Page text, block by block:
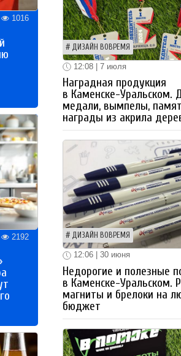
1016
2192
ДИЗАЙН ВОВРЕМЯ
12:08 | 7 июля
Наградная продукция
в Каменске-Уральском.
медали, вымпелы,
награды из акрила
ДИЗАЙН ВОВРЕМЯ
12:06 | 30 июня
Недорогие и полезные
в Каменске-Уральском.
магниты и брелоки на
бюджет